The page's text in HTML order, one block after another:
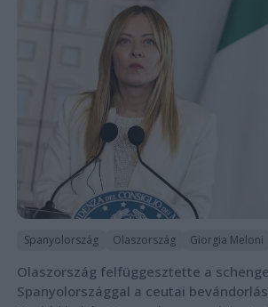
Spanyolország Olaszország Giorgia Meloni
Olaszország felfüggesztette a
Spanyolországgal a ceutai